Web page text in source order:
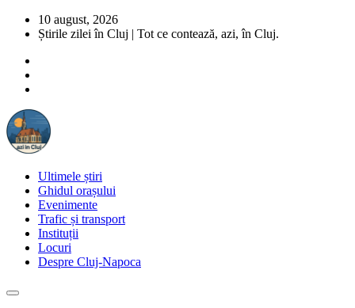
10 august, 2026
Știrile zilei în Cluj | Tot ce contează, azi, în Cluj.
Ultimele știri
Ghidul orașului
Evenimente
Trafic și transport
Instituții
Locuri
Despre Cluj-Napoca